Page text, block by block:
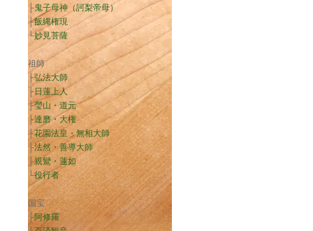
├鬼子母神（訶梨帝母）
├飯縄権現
└妙見菩薩
祖師
├弘法大師
├日蓮上人
├瑩山・道元
├達磨・大権
├花園法皇・無相大師
├法然・善導大師
├親鸞・蓮如
└役行者
国宝
├阿修羅